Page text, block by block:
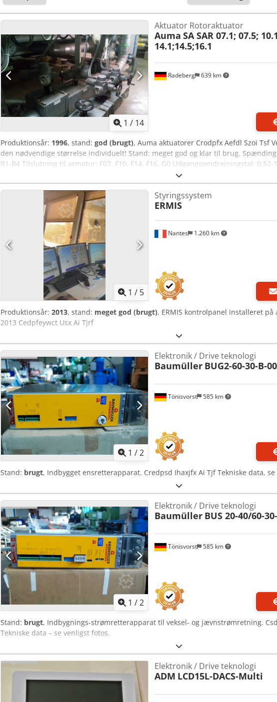
1 / 14
Radeberg 639 km
Aktuator Rotoraktuator
Auma SA SAR 07.1; 07.5;
14.1;14.5;16.1
Produktionsår: 1996, stand: god (brugt), Auma aktuatorer Crodpfx Aefdl Szoi Tsf
den nødvendige størrelse individuelt! Stand: meget god og klar til brug.
B1-B4 Tilslutning til armatur: F07, F10, F14, F16, G0 Udgangsomdrejningstal:
1 / 5
Nantes 1.260 km
Styringssystem
ERMIS
Produktionsår: 2013, stand: meget god (brugt), ERMIS kontrolpanel installeret
2013 Cedpfeywct Usx Ai Tjrf
1 /2
Tönisvorst 585 km
Elektronik / Drive teknologi
Baumüller BUG2-60-30-B-
Stand: brugt, Indbygget ensretterapparat. Credpsd Ihaxjfx Ai Tjf Tekniske data, se
1 /2
Tönisvorst 585 km
Elektronik / Drive teknologi
Baumüller BUS 20-40/60-
Stand: brugt, Indbygnings-strømretterapparat til veksel- og jævnstrømretning.
Tekniske data – se venligst fotos.
Elektronik / Drive teknologi
ADM LCD15L-DACS-Multi